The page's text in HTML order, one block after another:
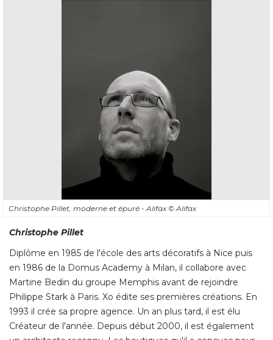
Christophe Pillet, moderne et épuré - Alifax© Alifax
Christophe Pillet
Diplôme en 1985 de l'école des arts décoratifs à Nice puis
en 1986 de la Domus Academy à Milan, il collabore avec
Martine Bedin du groupe Memphis avant de rejoindre
Philippe Stark à Paris. Xo édite ses premières créations. En
1993 il crée sa propre agence. Un an plus tard, il est élu
Créateur de l'année. Depuis début 2000, il est également